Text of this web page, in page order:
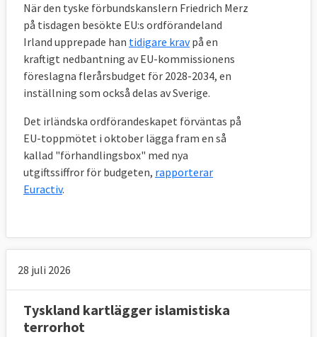
När den tyske förbundskanslern Friedrich Merz
på tisdagen besökte EU:s ordförandeland
Irland upprepade han tidigare kravpå en
kraftigt nedbantning av EU-kommissionens
föreslagna flerårsbudget för 2028-2034, en
inställning som också delas av Sverige.
Det irländska ordförandeskapet förväntas på
EU-toppmötet i oktober lägga fram en så
kallad "förhandlingsbox" med nya
utgiftssiffror för budgeten, rapporterar
Euractiv.
28 juli 2026
Tyskland kartlägger islamistiska
terrorhot